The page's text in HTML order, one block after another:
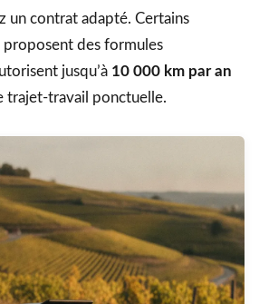
un contrat adapté. Certains
proposent des formules
jusqu’à 10 000 km par an
trajet-travail ponctuelle.